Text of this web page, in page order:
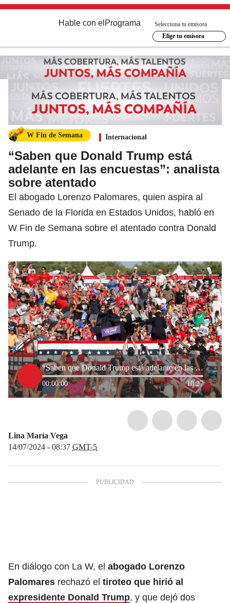
Hable con el Programa
Selecciona tu emisora
Elige tu emisora
W Fin de Semana Internacional
“Saben que Donald Trump está
adelante en las encuestas”: analista
sobre atentado
El abogado Lorenzo Palomares, quien aspira al
Senado de la Florida en Estados Unidos, habló en
W Fin de Semana sobre el atentado contra Donald
Trump.
“Saben que Donald Trump está adelante en las encuestas”: analista sobre atentado
00:00:00 10:27
Lina María Vega
14/07/2024 - 08:37 GMT-5
En diálogo con La W, el abogado Lorenzo
Palomares rechazó el tiroteo que hirió al
expresidente Donald Trump, y que dejó dos